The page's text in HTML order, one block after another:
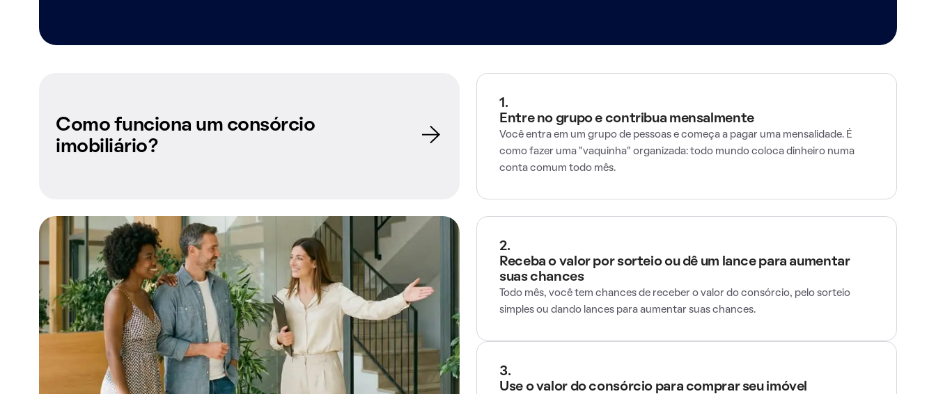
Como funciona um consórcio
imobiliário?
1.
Entre no grupo e contribua mensalmente
Você entra em um grupo de pessoas e começa a pagar uma mensalidade. É
como fazer uma "vaquinha" organizada: todo mundo coloca dinheiro numa
conta comum todo mês.
2.
Receba o valor por sorteio ou dê um lance para aumentar
suas chances
Todo mês, você tem chances de receber o valor do consórcio, pelo sorteio
simples ou dando lances para aumentar suas chances.
3.
Use o valor do consórcio para comprar seu imóvel